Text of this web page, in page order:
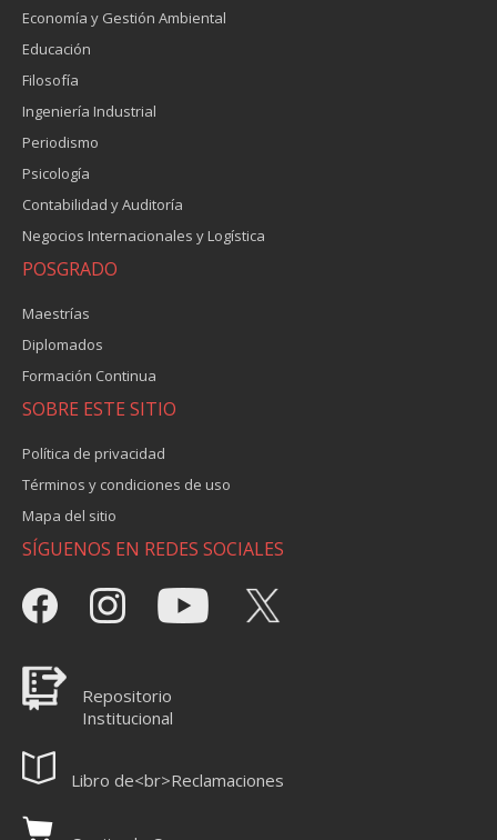
Economía y Gestión Ambiental
Educación
Filosofía
Ingeniería Industrial
Periodismo
Psicología
Contabilidad y Auditoría
Negocios Internacionales y Logística
POSGRADO
Maestrías
Diplomados
Formación Continua
SOBRE ESTE SITIO
Política de privacidad
Términos y condiciones de uso
Mapa del sitio
SÍGUENOS EN REDES SOCIALES
Repositorio
Institucional
Libro de<br>Reclamaciones